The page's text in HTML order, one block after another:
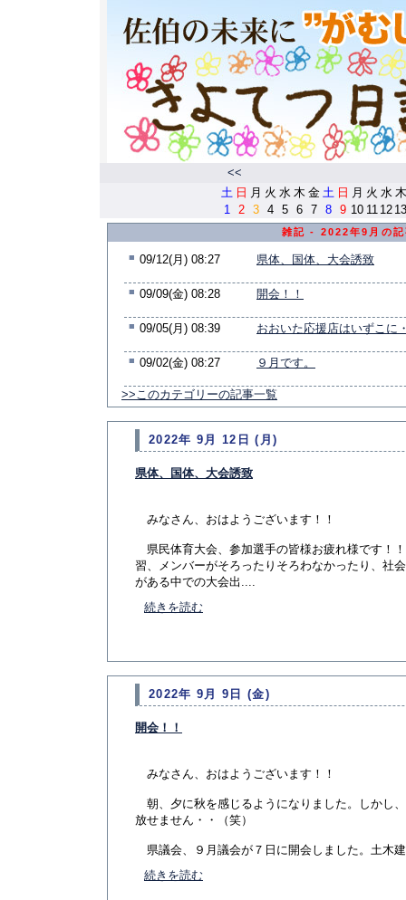
<<
土 日 月 火 水 木 金 土 日 月 火 水 木
1
2 3 4 5 6 7 8 9 10 11 12 13
雑記 - 2022年9月の記
■ 09/12(月) 08:27 県体、国体、大会誘致
■ 09/09(金) 08:28 開会！！
■ 09/05(月) 08:39 おおいた応援店はいずこに
■ 09/02(金) 08:27 ９月です。
>>このカテゴリーの記事一覧
2022年 9月 12日 (月)
県体、国体、大会誘致
みなさん、おはようございます！！
県民体育大会、参加選手の皆様お疲れ様です！
習、メンバーがそろったりそろわなかったり、社
がある中での大会出....
続きを読む
2022年 9月 9日 (金)
開会！！
みなさん、おはようございます！！
朝、夕に秋を感じるようになりました。しかし
放せません・・（笑）
県議会、９月議会が７日に開会しました。土木
続きを読む